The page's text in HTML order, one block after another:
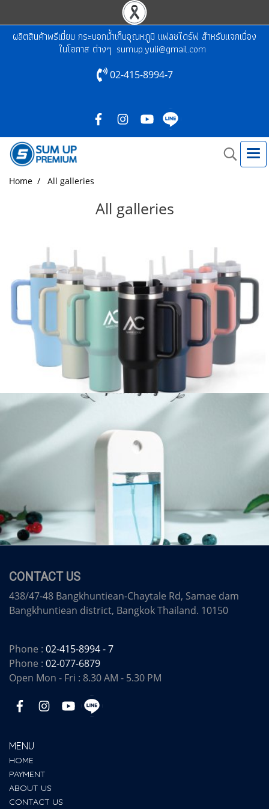
ผลิตสินค้าพรีเมี่ยม กระบอกน้ำเก็บอุณหภูมิ แฟลชไดร์ฟ สำหรับแจกเนื่อง
ในโอกาส ต่างๆ sumup.yuli@gmail.com
02-415-8994-7
Home All galleries
All galleries
CONTACT US
438/47-48 Bangkhuntiean-Chaytale Rd, Samae dam
Bangkhuntiean district, Bangkok Thailand. 10150
Phone : 02-415-8994 - 7
Phone : 02-077-6879
Open Mon - Fri : 8.30 AM - 5.30 PM
MENU
HOME
PAYMENT
ABOUT US
CONTACT US